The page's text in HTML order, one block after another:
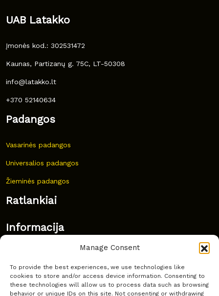
Manage Consent
To provide the best experiences, we use technologies like
cookies to store and/or access device information. Consenting to
these technologies will allow us to process data such as browsing
behavior or unique IDs on this site. Not consenting or withdrawing
UAB Latakko
Įmonės kod.: 302531472
Kaunas, Partizanų g. 75C, LT-50308
info@latakko.lt
+370 52140634
Padangos
Vasarinės padangos
Universalios padangos
Žieminės padangos
Ratlankiai
Informacija
Dažnai užduodami klausimai
Kur nusipirkti?